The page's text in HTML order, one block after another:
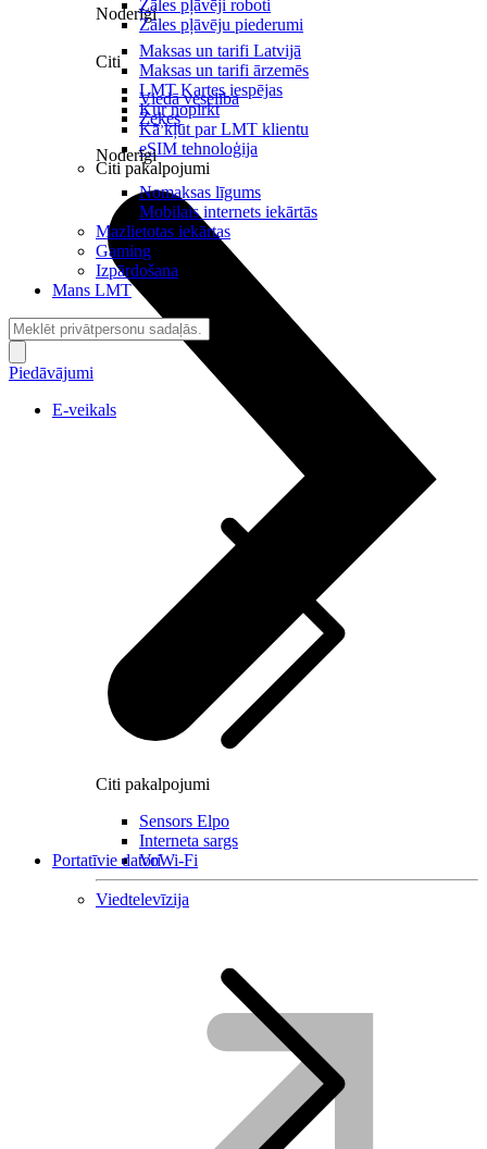
Noderīgi
Maksas un tarifi Latvijā
Maksas un tarifi ārzemēs
LMT Kartes iespējas
Kur nopirkt
Kā kļūt par LMT klientu
eSIM tehnoloģija
Citi pakalpojumi
Citi pakalpojumi
Sensors Elpo
Interneta sargs
VoWi-Fi
Viedtelevīzija
Zāles pļāvēji roboti
Zāles pļāvēju piederumi
Citi
Viedā veselība
Zeķes
Noderīgi
Nomaksas līgums
Mobilais internets iekārtās
Mazlietotas iekārtas
Gaming
Izpārdošana
Mans LMT
Piedāvājumi
E-veikals
Portatīvie datori